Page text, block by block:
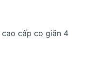
cấp co giãn 4